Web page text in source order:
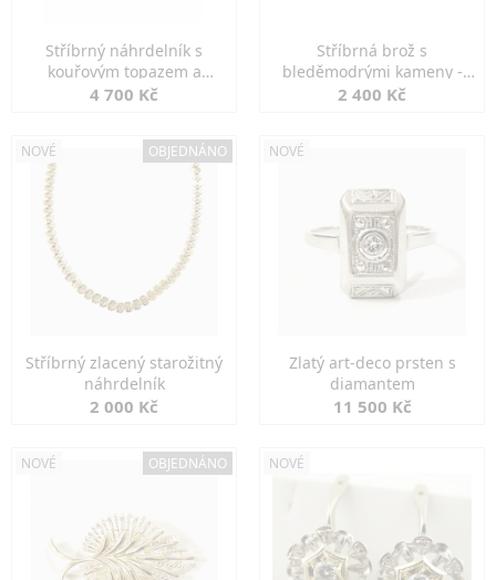
Stříbrný náhrdelník s
kouřovým topazem a
markazity
4 700 Kč
Stříbrná brož s
bleděmodrými kameny -
jemná elegance
2 400 Kč
NOVÉ OBJEDNÁNO
Stříbrný zlacený starožitný
náhrdelník
2 000 Kč
NOVÉ
Zlatý art-deco prsten s
diamantem
11 500 Kč
NOVÉ OBJEDNÁNO NOVÉ